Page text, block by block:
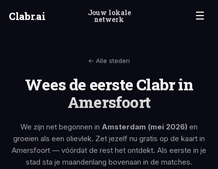
Clabr.ai ☰
Jouw lokale
netwerk
← Alle steden
Wees de eerste Clabr in
Amersfoort
We zijn net begonnen in Amsterdam (mei 2026) en
groeien als een olievlek. Zet jezelf nu gratis op de kaart in
Amersfoort — vóórdat de rest het ontdekt. Als eerste in je
stad sta je maandenlang bovenaan in de matches.